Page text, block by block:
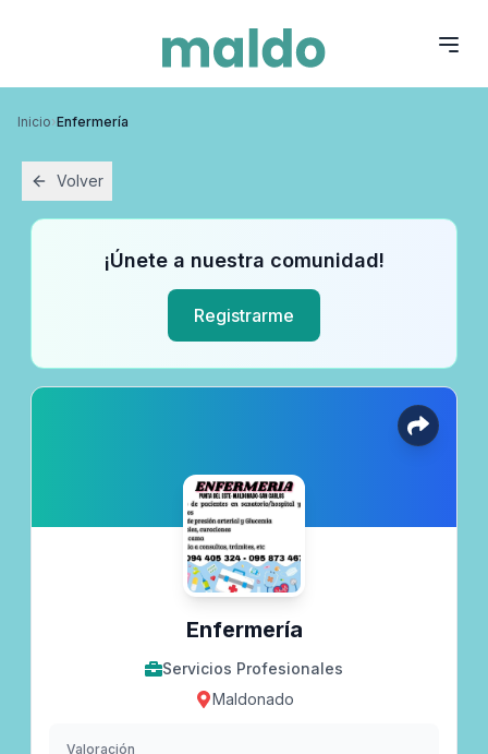
Inicio›Enfermería
Volver
¡Únete a nuestra comunidad!
Registrarme
Enfermería
Servicios Profesionales
Maldonado
Valoración